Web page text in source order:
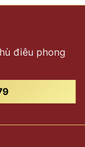
điêu phong